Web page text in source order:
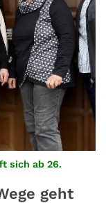
sich ab 26.
geht